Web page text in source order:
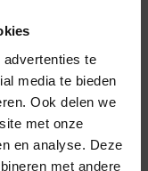
te
media te bieden
Ook delen we
met onze
en analyse. Deze
met andere
×